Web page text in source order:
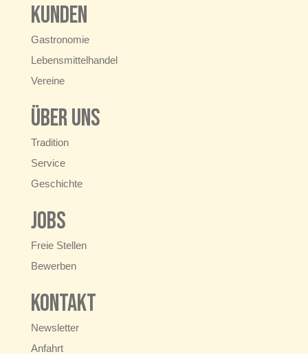
Kunden
Gastronomie
Lebensmittelhandel
Vereine
Über uns
Tradition
Service
Geschichte
Jobs
Freie Stellen
Bewerben
Kontakt
Newsletter
Anfahrt